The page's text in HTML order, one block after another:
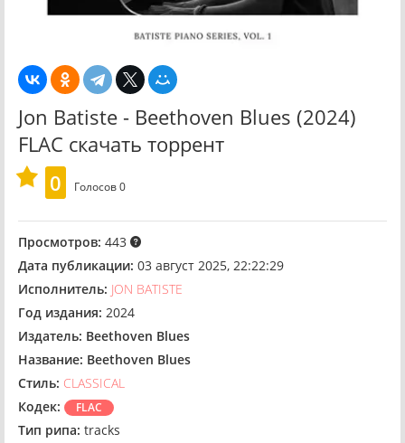
Jon Batiste - Beethoven Blues (2024)
FLAC скачать торрент
0
Голосов0
Просмотров: 443
Дата публикации: 03 август 2025, 22:22:29
Исполнитель: JON BATISTE
Год издания: 2024
Издатель: Beethoven Blues
Название: Beethoven Blues
Стиль: CLASSICAL
Кодек:
FLAC
Тип рипа: tracks